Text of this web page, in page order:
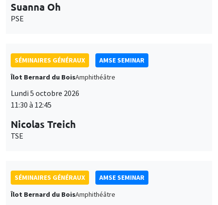
Suanna Oh
PSE
SÉMINAIRES GÉNÉRAUX
AMSE SEMINAR
Îlot Bernard du BoisAmphithéâtre
Lundi 5 octobre 2026
11:30 à 12:45
Nicolas Treich
TSE
SÉMINAIRES GÉNÉRAUX
AMSE SEMINAR
Îlot Bernard du BoisAmphithéâtre